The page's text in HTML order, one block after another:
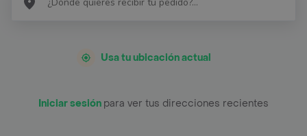
Usa tu ubicación actual
Iniciar sesión para ver tus direcciones recientes